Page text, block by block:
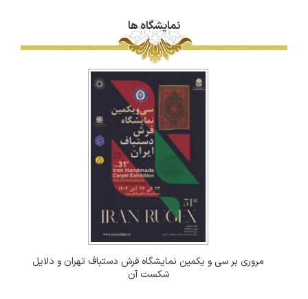
نمایشگاه ها
مروری بر سی و یکمین نمایشگاه فرش دستباف تهران و دلایل
شکست آن